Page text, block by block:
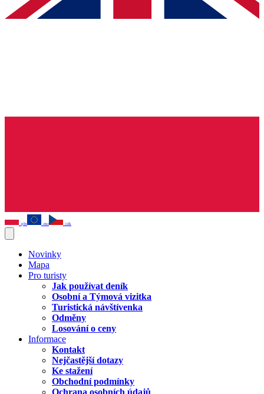
pln eur czk
Novinky
Mapa
Pro turisty
Jak používat deník
Osobní a Týmová vizitka
Turistická návštívenka
Odměny
Losování o ceny
Informace
Kontakt
Nejčastější dotazy
Ke stažení
Obchodní podmínky
Ochrana osobních údajů